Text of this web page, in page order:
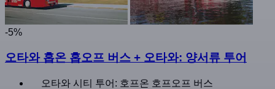
-5%
오타와 홉온 홉오프 버스 + 오타와: 양서류 투어
오타와 시티 투어: 호프온 호프오프 버스